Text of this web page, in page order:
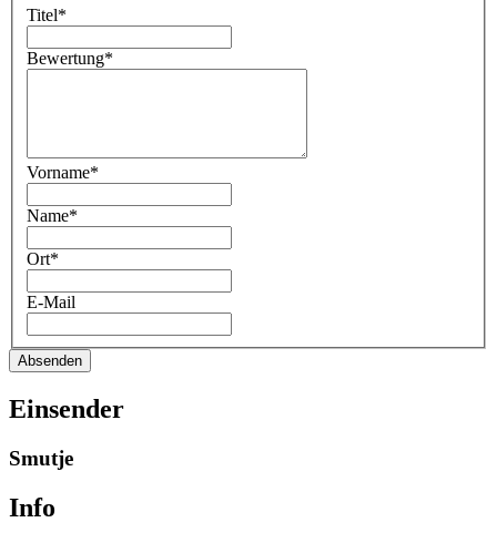
Titel*
Bewertung*
Vorname*
Name*
Ort*
E-Mail
Absenden
Einsender
Smutje
Info